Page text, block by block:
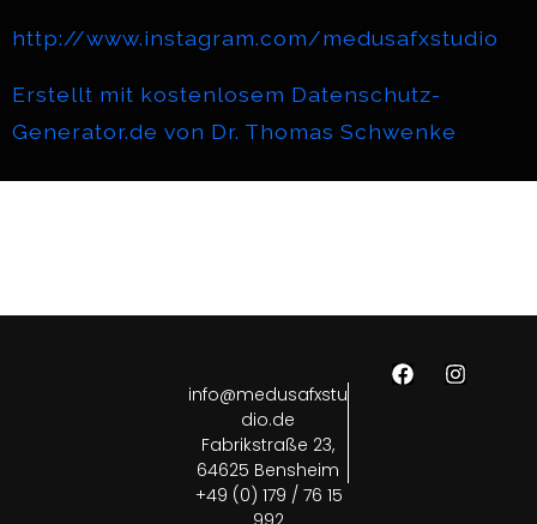
http://www.instagram.com/medusafxstudio
Erstellt mit kostenlosem Datenschutz-
Generator.de von Dr. Thomas Schwenke
info@medusafxstu
dio.de
Fabrikstraße 23,
64625 Bensheim
+49 (0) 179 / 76 15